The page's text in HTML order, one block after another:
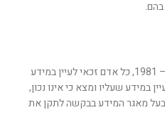
על-פי חוק הגנת הפרטיות, התשמ”א – 1981, כל אדם זכאי לעיין במידע
במידע שעליו ומצא כי אינו נכון,
מאגר המידע בבקשה לתקן את